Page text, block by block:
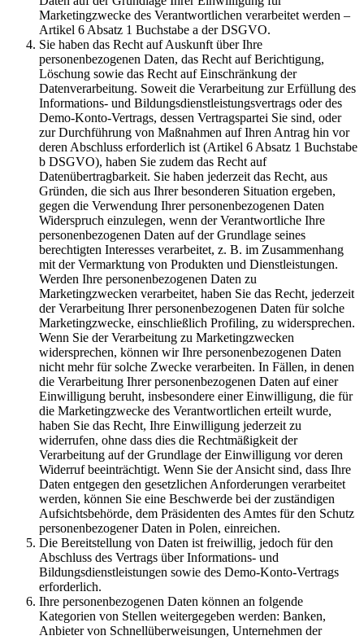
Marketingzwecke des Verantwortlichen verarbeitet werden –
Artikel 6 Absatz 1 Buchstabe a der DSGVO.
Sie haben das Recht auf Auskunft über Ihre
personenbezogenen Daten, das Recht auf Berichtigung,
Löschung sowie das Recht auf Einschränkung der
Datenverarbeitung. Soweit die Verarbeitung zur Erfüllung des
Informations- und Bildungsdienstleistungsvertrags oder des
Demo-Konto-Vertrags, dessen Vertragspartei Sie sind, oder
zur Durchführung von Maßnahmen auf Ihren Antrag hin vor
deren Abschluss erforderlich ist (Artikel 6 Absatz 1 Buchstabe
b DSGVO), haben Sie zudem das Recht auf
Datenübertragbarkeit. Sie haben jederzeit das Recht, aus
Gründen, die sich aus Ihrer besonderen Situation ergeben,
gegen die Verwendung Ihrer personenbezogenen Daten
Widerspruch einzulegen, wenn der Verantwortliche Ihre
personenbezogenen Daten auf der Grundlage seines
berechtigten Interesses verarbeitet, z. B. im Zusammenhang
mit der Vermarktung von Produkten und Dienstleistungen.
Werden Ihre personenbezogenen Daten zu
Marketingzwecken verarbeitet, haben Sie das Recht, jederzeit
der Verarbeitung Ihrer personenbezogenen Daten für solche
Marketingzwecke, einschließlich Profiling, zu widersprechen.
Wenn Sie der Verarbeitung zu Marketingzwecken
widersprechen, können wir Ihre personenbezogenen Daten
nicht mehr für solche Zwecke verarbeiten. In Fällen, in denen
die Verarbeitung Ihrer personenbezogenen Daten auf einer
Einwilligung beruht, insbesondere einer Einwilligung, die für
die Marketingzwecke des Verantwortlichen erteilt wurde,
haben Sie das Recht, Ihre Einwilligung jederzeit zu
widerrufen, ohne dass dies die Rechtmäßigkeit der
Verarbeitung auf der Grundlage der Einwilligung vor deren
Widerruf beeinträchtigt. Wenn Sie der Ansicht sind, dass Ihre
Daten entgegen den gesetzlichen Anforderungen verarbeitet
werden, können Sie eine Beschwerde bei der zuständigen
Aufsichtsbehörde, dem Präsidenten des Amtes für den Schutz
personenbezogener Daten in Polen, einreichen.
Die Bereitstellung von Daten ist freiwillig, jedoch für den
Abschluss des Vertrags über Informations- und
Bildungsdienstleistungen sowie des Demo-Konto-Vertrags
erforderlich.
Ihre personenbezogenen Daten können an folgende
Kategorien von Stellen weitergegeben werden: Banken,
Anbieter von Schnellüberweisungen, Unternehmen der